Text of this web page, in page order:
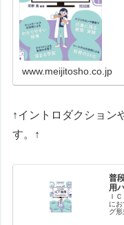
www.meijitosho.co.jp
↑イントロダクション
す。↑
普
用
Ｉ
に
グ